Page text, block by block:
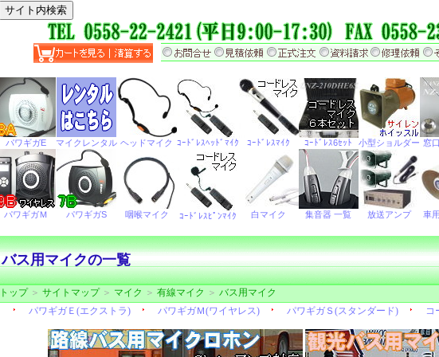
バス用マイクの一覧
トップ＞ サイトマップ＞ マイク ＞ 有線マイク ＞ バス用マイク